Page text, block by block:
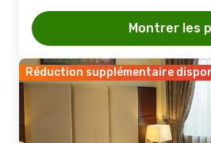
Montrer les
Réduction supplémentaire